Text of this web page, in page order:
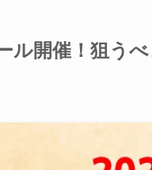
ル開催！狙う